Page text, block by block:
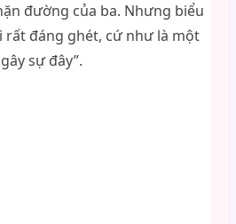
đường của ba. Nhưng biểu
rất đáng ghét, cứ như là một
sự đây”.